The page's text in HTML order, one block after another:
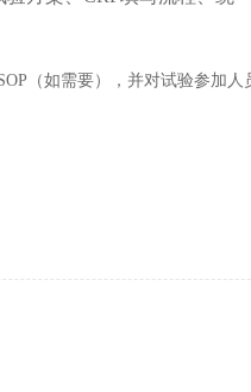
（如需要），并对试验参加人